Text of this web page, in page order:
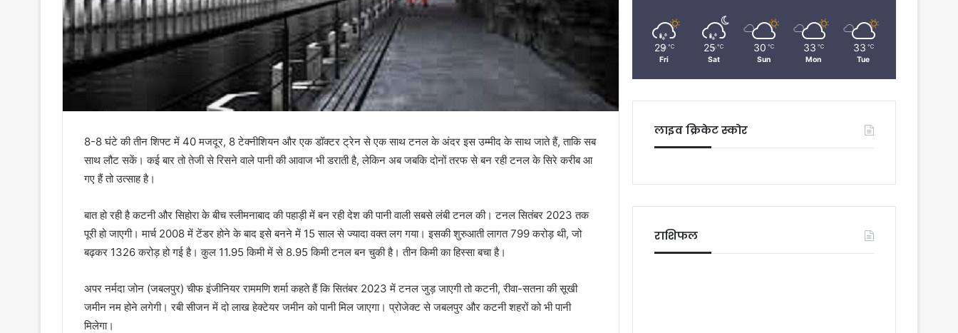
8-8 घंटे की तीन शिफ्ट में 40 मजदूर, 8 टेक्नीशियन और एक डॉक्टर ट्रेन से एक साथ टनल के अंदर इस उम्मीद के साथ जाते हैं, ताकि सब
साथ लौट सकें। कई बार तो तेजी से रिसने वाले पानी की आवाज भी डराती है, लेकिन अब जबकि दोनों तरफ से बन रही टनल के सिरे करीब आ
गए हैं तो उत्साह है।
बात हो रही है कटनी और सिहोरा के बीच स्लीमनाबाद की पहाड़ी में बन रही देश की पानी वाली सबसे लंबी टनल की। टनल सितंबर 2023 तक
पूरी हो जाएगी। मार्च 2008 में टेंडर होने के बाद इसे बनने में 15 साल से ज्यादा वक्त लग गया। इसकी शुरुआती लागत 799 करोड़ थी, जो
बढ़कर 1326 करोड़ हो गई है। कुल 11.95 किमी में से 8.95 किमी टनल बन चुकी है। तीन किमी का हिस्सा बचा है।
अपर नर्मदा जोन (जबलपुर) चीफ इंजीनियर राममणि शर्मा कहते हैं कि सितंबर 2023 में टनल जुड़ जाएगी तो कटनी, रीवा-सतना की सूखी
जमीन नम होने लगेगी। रबी सीजन में दो लाख हेक्टेयर जमीन को पानी मिल जाएगा। प्रोजेक्ट से जबलपुर और कटनी शहरों को भी पानी
मिलेगा।
29 ℃
Fri
25 ℃
Sat
30 ℃
Sun
33 ℃
Mon
33 ℃
Tue
लाइव क्रिकेट स्कोर
राशिफल